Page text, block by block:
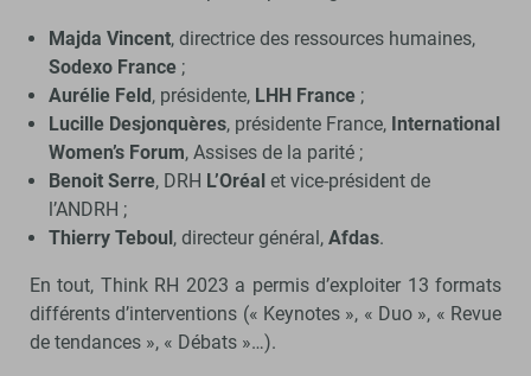
Majda Vincent, directrice des ressources humaines,
Sodexo France;
Aurélie Feld, présidente, LHH France;
Lucille Desjonquères, présidente France, International
Women’s Forum, Assises de la parité ;
Benoit Serre, DRH L’Oréalet vice-président de
l’ANDRH ;
Thierry Teboul, directeur général, Afdas.
En tout, Think RH 2023 a permis d’exploiter 13 formats
différents d’interventions (« Keynotes », « Duo », « Revue
de tendances », « Débats »…).